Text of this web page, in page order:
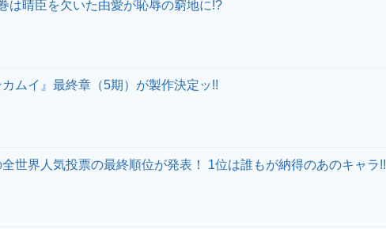
は晴臣を欠いた由愛が恥辱の窮地に!?
ムイ』最終章（5期）が製作決定ッ!!
全世界人気投票の最終順位が発表！ 1位は誰もが納得のあのキャラ!!